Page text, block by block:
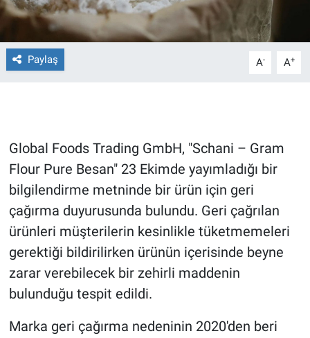
Paylaş A- A+
Global Foods Trading GmbH, "Schani – Gram
Flour Pure Besan" 23 Ekimde yayımladığı bir
bilgilendirme metninde bir ürün için geri
çağırma duyurusunda bulundu. Geri çağrılan
ürünleri müşterilerin kesinlikle tüketmemeleri
gerektiği bildirilirken ürünün içerisinde beyne
zarar verebilecek bir zehirli maddenin
bulunduğu tespit edildi.
Marka geri çağırma nedeninin 2020'den beri
Gün Başlıyor
Gün Bitiyor
Günün görüntüsü
Haber
İlan
Kimdir